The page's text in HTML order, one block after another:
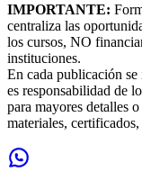
IMPORTANTE:
centraliza las
los cursos, NO
instituciones.
En cada publicación
es responsabilidad de
para mayores detalles
materiales, certificados,